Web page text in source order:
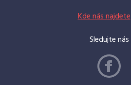
Kde nás najdete
Sledujte nás